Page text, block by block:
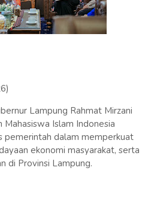
Lampung Rahmat Mirzani
Mahasiswa Islam Indonesia
pemerintah dalam memperkuat
ekonomi masyarakat, serta
di Provinsi Lampung.